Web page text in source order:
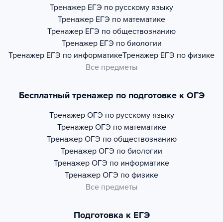
Тренажер ЕГЭ по русскому языку
Тренажер ЕГЭ по математике
Тренажер ЕГЭ по обществознанию
Тренажер ЕГЭ по биологии
Тренажер ЕГЭ по информатикеТренажер ЕГЭ по физике
Все предметы
Бесплатный тренажер по подготовке к ОГЭ
Тренажер ОГЭ по русскому языку
Тренажер ОГЭ по математике
Тренажер ОГЭ по обществознанию
Тренажер ОГЭ по биологии
Тренажер ОГЭ по информатике
Тренажер ОГЭ по физике
Все предметы
Подготовка к ЕГЭ